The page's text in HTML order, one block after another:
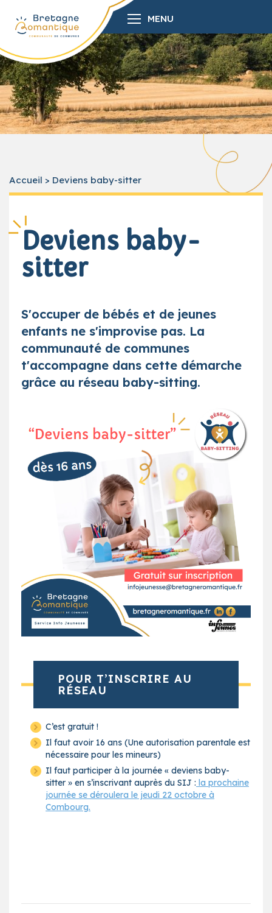
MENU
Accueil > Deviens baby-sitter
Deviens baby-
sitter
S'occuper de bébés et de jeunes
enfants ne s'improvise pas. La
communauté de communes
t'accompagne dans cette démarche
grâce au réseau baby-sitting.
POUR T’INSCRIRE AU
RÉSEAU
C’est gratuit !
Il faut avoir 16 ans (Une autorisation parentale est
nécessaire pour les mineurs)
Il faut participer à la journée « deviens baby-
sitter » en s’inscrivant auprès du SIJ : la prochaine
journée se déroulera le jeudi 22 octobre à
Combourg.